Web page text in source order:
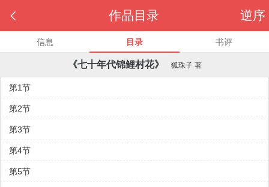
 逆序
作品目录
信息 目录 书评
《七十年代锦鲤村花》 狐珠子著
第1节
第2节
第3节
第4节
第5节